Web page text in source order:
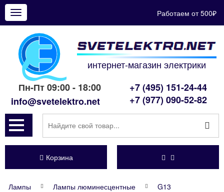
Показать
меню
Работаем от 500₽
интернет-магазин электрики
Пн-Пт 09:00 - 18:00
info@svetelektro.net
+7 (495) 151-24-44
+7 (977) 090-52-82
Корзина
Лампы Лампы люминесцентные
G13